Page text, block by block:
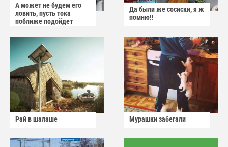
А может не будем его
ловить, пусть тока
поближе подойдет
Да были же сосиски, я ж
помню!!
Рай в шалаше Мурашки забегали